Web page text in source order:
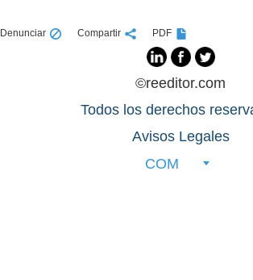
Denunciar Compartir PDF
©reeditor.com
Todos los derechos
Avisos Legales